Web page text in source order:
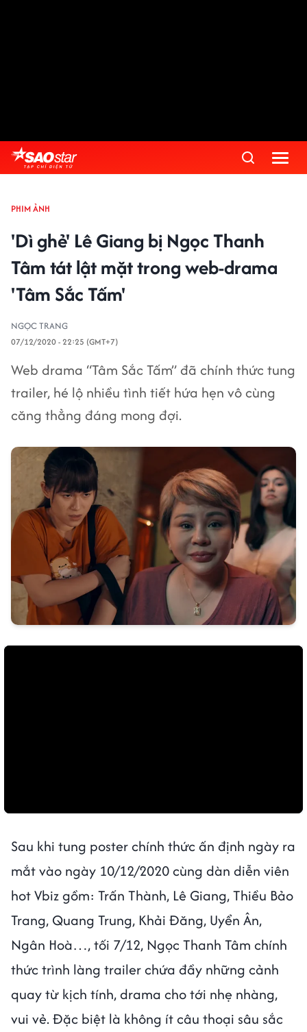
PHIM ẢNH
'Dì ghẻ' Lê Giang bị Ngọc Thanh
Tâm tát lật mặt trong web-drama
'Tâm Sắc Tấm'
NGỌC TRANG
07/12/2020 - 22:25 (GMT+7)
Web drama “Tâm Sắc Tấm” đã chính thức tung
trailer, hé lộ nhiều tình tiết hứa hẹn vô cùng
căng thẳng đáng mong đợi.
Sau khi tung poster chính thức ấn định ngày ra
mắt vào ngày 10/12/2020 cùng dàn diễn viên
hot Vbiz gồm: Trấn Thành, Lê Giang, Thiều Bảo
Trang, Quang Trung, Khải Đăng, Uyển Ân,
Ngân Hoà…, tối 7/12, Ngọc Thanh Tâm chính
thức trình làng trailer chứa đầy những cảnh
quay từ kịch tính, drama cho tới nhẹ nhàng,
vui vẻ. Đặc biệt là không ít câu thoại sâu sắc